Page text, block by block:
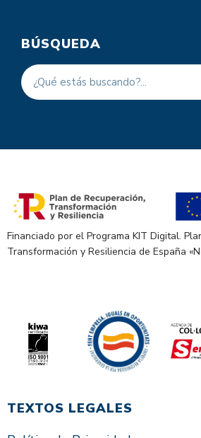
BÚSQUEDA
Financiado por el Programa KIT Digital.
Transformación y Resiliencia de España
TEXTOS LEGALES